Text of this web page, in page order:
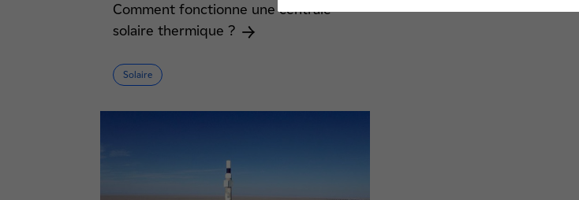
Comment fonctionne une centrale
solaire thermique ?
Solaire